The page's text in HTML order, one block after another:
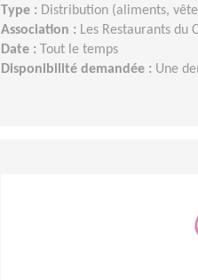
Type : Distribution (aliments,
Association : Les Restaurants
Date :
Tout le temps
Disponibilité demandée : Une